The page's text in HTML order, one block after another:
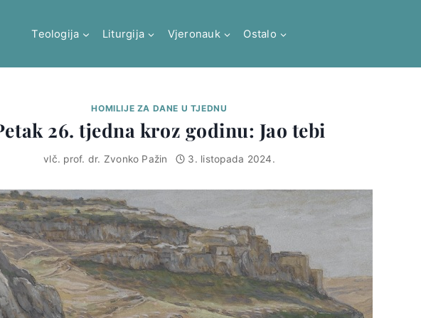
Teologija Liturgija Vjeronauk Ostalo
HOMILIJE ZA DANE U TJEDNU
26. tjedna kroz godinu: Jao tebi
vlč. prof. dr. Zvonko Pažin 3. listopada 2024.